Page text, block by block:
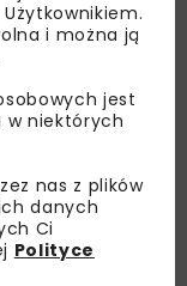
od
oferty i
na
i można ją
jest
w niektórych
nas z plików
danych
Ci
Polityce